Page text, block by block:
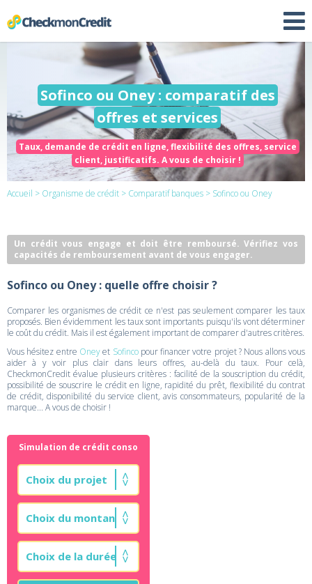
Sofinco ou Oney : comparatif des
offres et services
Taux, demande de crédit en ligne, flexibilité des offres, service
client, justificatifs. A vous de choisir !
Accueil > Organisme de crédit > Comparatif banques > Sofinco ou Oney
Un crédit vous engage et doit être remboursé. Vérifiez vos
capacités de remboursement avant de vous engager.
Sofinco ou Oney : quelle offre choisir ?
Comparer les organismes de crédit ce n'est pas seulement comparer les taux
proposés. Bien évidemment les taux sont importants puisqu'ils vont déterminer
le coût du crédit. Mais il est également important de comparer d'autres critères.
Vous hésitez entre Oneyet Sofincopour financer votre projet ? Nous allons vous
aider à y voir plus clair dans leurs offres, au-delà du taux. Pour celà,
CheckmonCredit évalue plusieurs critères : facilité de la souscription du crédit,
possibilité de souscrire le crédit en ligne, rapidité du prêt, flexibilité du contrat
de crédit, disponibilité du service client, avis consommateurs, popularité de la
marque... A vous de choisir !
Simulation de crédit conso